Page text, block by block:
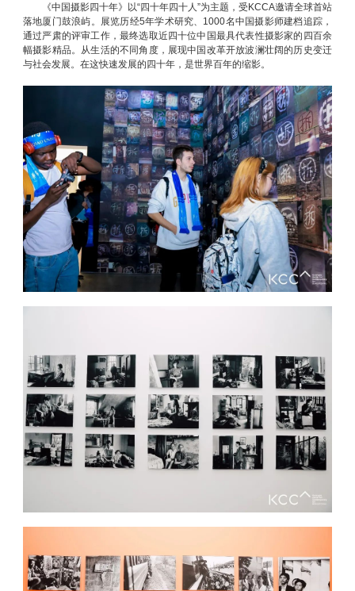
《中国摄影四十年》以“四十年四十人”为主题，受KCCA邀请全球首站
落地厦门鼓浪屿。展览历经5年学术研究、1000名中国摄影师建档追踪，
通过严肃的评审工作，最终选取近四十位中国最具代表性摄影家的四百余
幅摄影精品。从生活的不同角度，展现中国改革开放波澜壮阔的历史变迁
与社会发展。在这快速发展的四十年，是世界百年的缩影。